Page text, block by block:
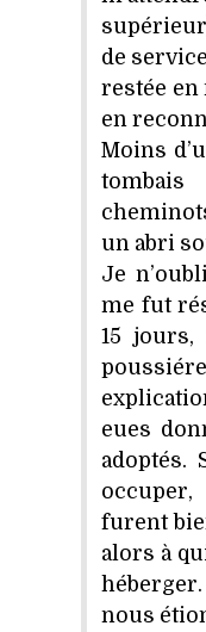
de
restée en
en
Moins
un abri
Je
me fut
15 jours,
eues
adoptés.
furent
alors à
nous